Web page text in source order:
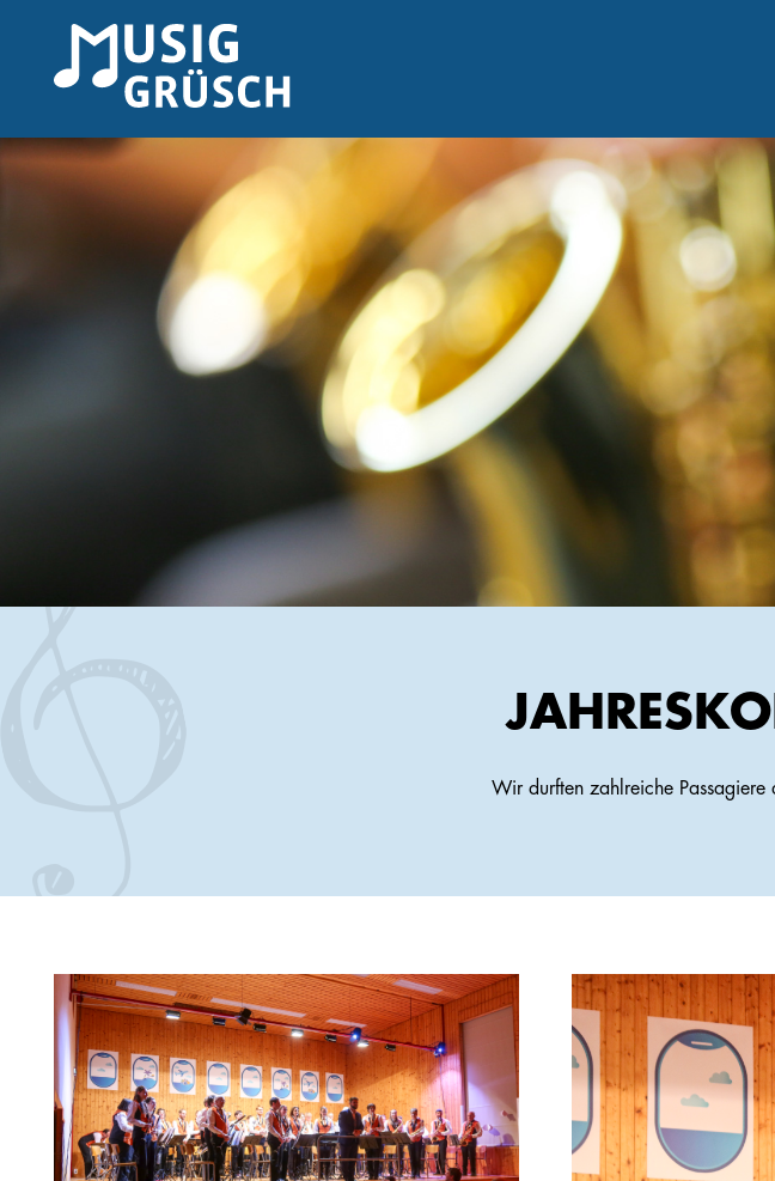
Wir durften zahlreiche